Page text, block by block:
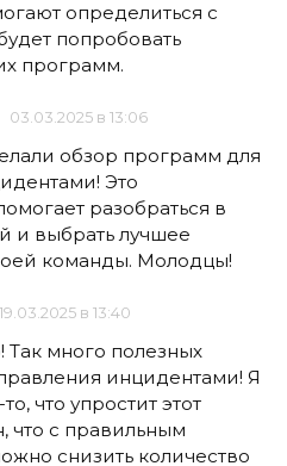
определиться с
попробовать
программ.
03.03.2025 в 13:06
обзор программ для
Это
разобраться в
и выбрать лучшее
команды. Молодцы!
19.03.2025 в 13:40
Так много полезных
инцидентами! Я
что упростит этот
что с правильным
снизить количество